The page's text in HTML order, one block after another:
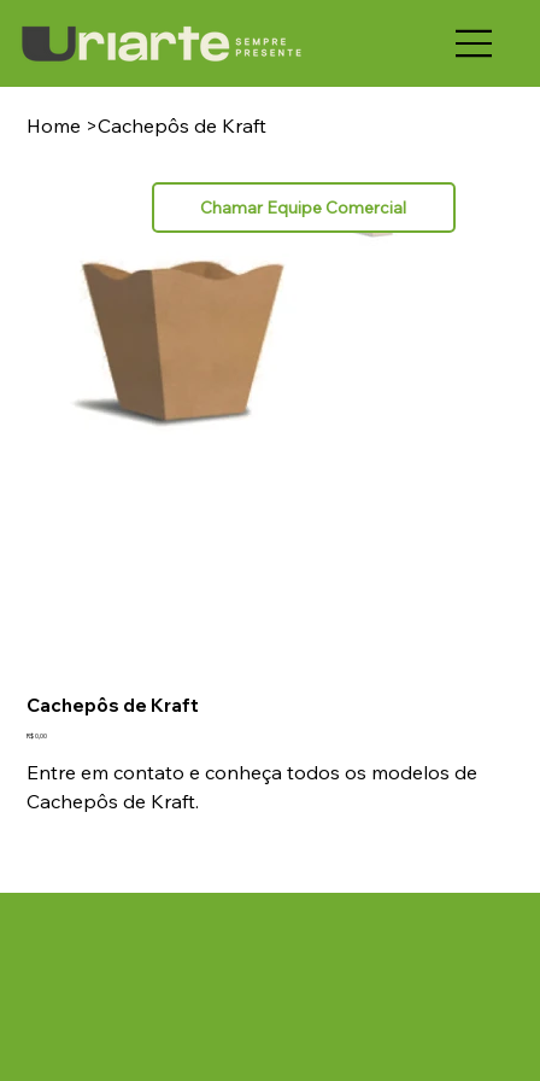
Home >Cachepôs de Kraft
Cachepôs de Kraft
Preço
R$ 0,00
Entre em contato e conheça todos os modelos de
Cachepôs de Kraft.
Chamar Equipe Comercial